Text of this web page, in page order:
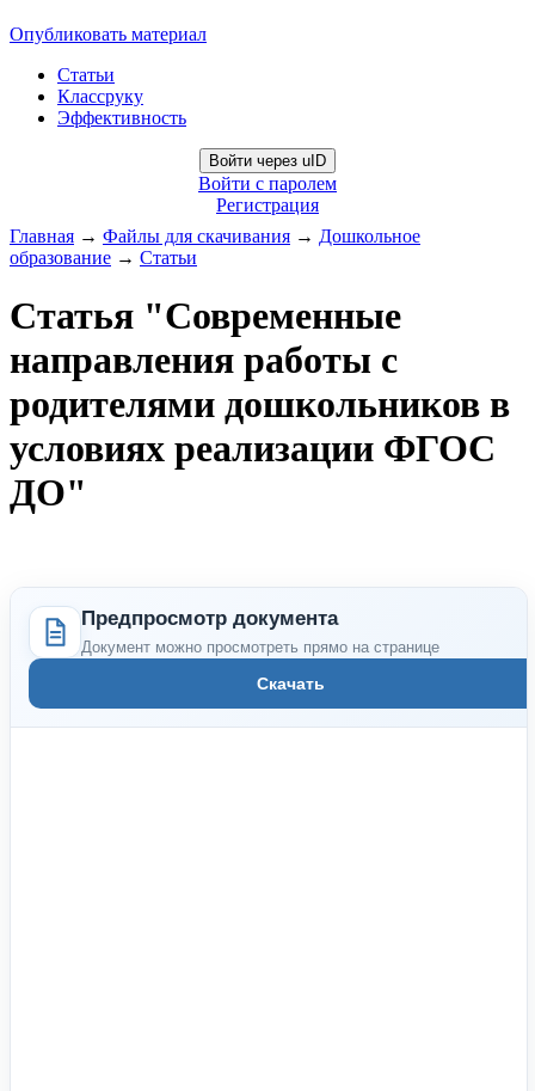
Опубликовать материал
Статьи
Классруку
Эффективность
Войти через uID
Войти с паролем
Регистрация
Главная → Файлы для скачивания → Дошкольное
образование → Статьи
Статья "Современные
направления работы с
родителями дошкольников в
условиях реализации ФГОС
ДО"
Предпросмотр документа
Документ можно просмотреть прямо на странице
Скачать